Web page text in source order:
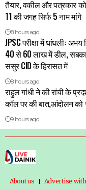
तैयार, वकील और पत्रकार
11 की जगह सिर्फ 5 नाम मांगे
8 hours ago
JPSC परीक्षा में धांधलीः
40 से 60 लाख में डील, सबका
ससुर CID के हिरासत में
8 hours ago
राहुल गांधी ने की रांची के
कॉल पर की बात,आंदोलन को
9 hours ago
About us Advertise